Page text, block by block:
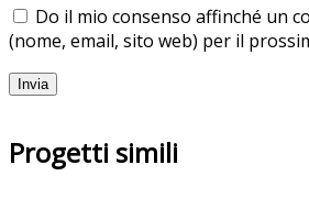
Do il mio consenso affinché un
(nome, email, sito web) per il
Progetti simili